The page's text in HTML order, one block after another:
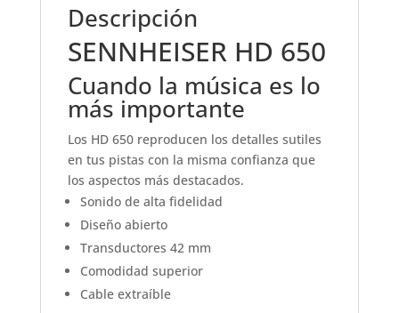
Descripción
SENNHEISER HD 650
Cuando la música es lo
más importante
Los HD 650 reproducen los detalles sutiles
en tus pistas con la misma confianza que
los aspectos más destacados.
Sonido de alta fidelidad
Diseño abierto
Transductores 42 mm
Comodidad superior
Cable extraíble